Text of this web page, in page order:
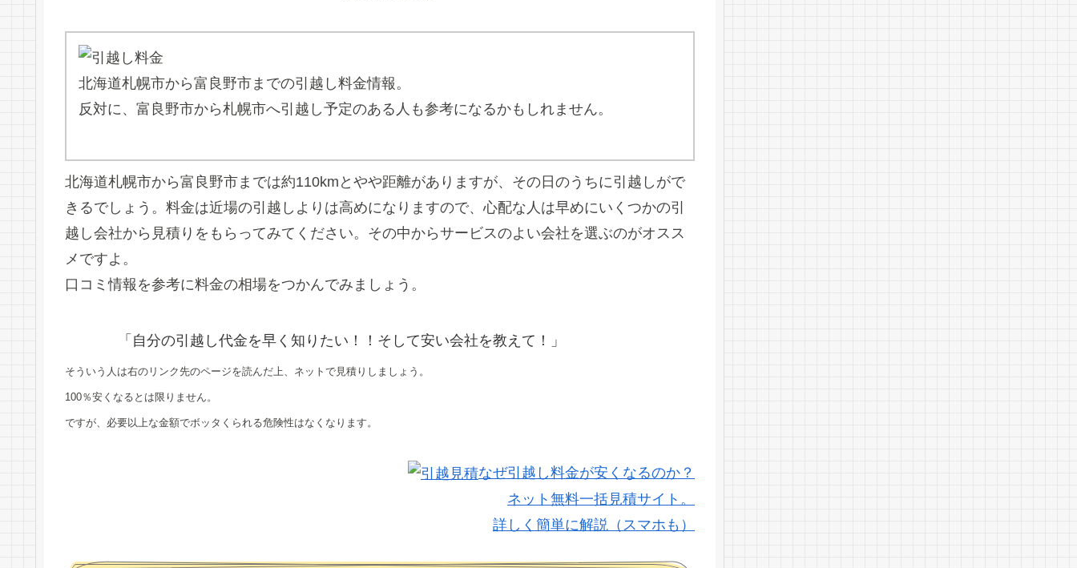
北海道札幌市から富良野市までの引越し料金情報。
反対に、富良野市から札幌市へ引越し予定のある人も参考になるかもしれません。
北海道札幌市から富良野市までは約110kmとやや距離がありますが、その日のうちに引越しがで
きるでしょう。料金は近場の引越しよりは高めになりますので、心配な人は早めにいくつかの引
越し会社から見積りをもらってみてください。その中からサービスのよい会社を選ぶのがオスス
メですよ。
口コミ情報を参考に料金の相場をつかんでみましょう。
「自分の引越し代金を早く知りたい！！そして安い会社を教えて！」
そういう人は右のリンク先のページを読んだ上、ネットで見積りしましょう。
100％安くなるとは限りません。
ですが、必要以上な金額でボッタくられる危険性はなくなります。
なぜ引越し料金が安くなるのか？
ネット無料一括見積サイト。
詳しく簡単に解説（スマホも）